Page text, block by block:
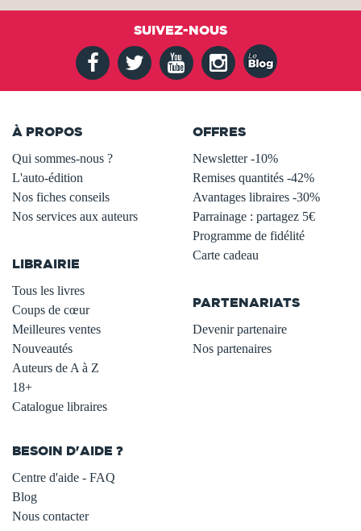
SUIVEZ-NOUS
À PROPOS
Qui sommes-nous ?
L'auto-édition
Nos fiches conseils
Nos services aux auteurs
LIBRAIRIE
Tous les livres
Coups de cœur
Meilleures ventes
Nouveautés
Auteurs de A à Z
18+
Catalogue libraires
OFFRES
Newsletter -10%
Remises quantités -42%
Avantages libraires -30%
Parrainage : partagez 5€
Programme de fidélité
Carte cadeau
PARTENARIATS
Devenir partenaire
Nos partenaires
BESOIN D'AIDE ?
Centre d'aide - FAQ
Blog
Nous contacter